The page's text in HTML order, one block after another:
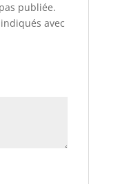
publiée.
avec